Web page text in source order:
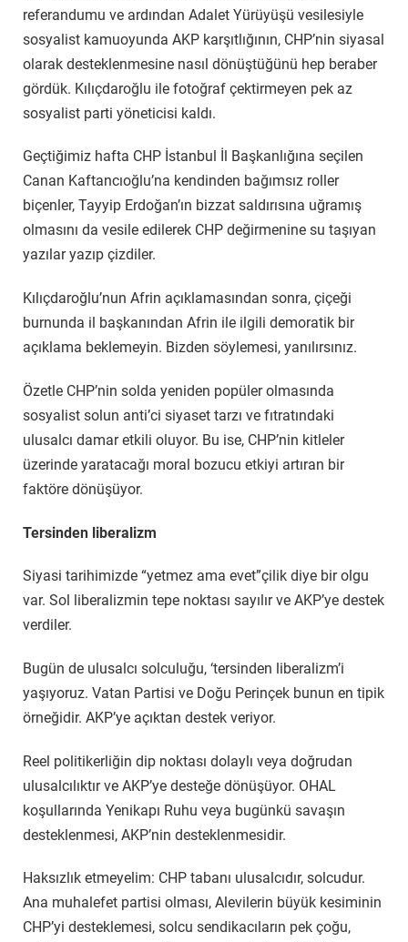
referandumu ve ardından Adalet Yürüyüşü vesilesiyle
sosyalist kamuoyunda AKP karşıtlığının, CHP’nin siyasal
olarak desteklenmesine nasıl dönüştüğünü hep beraber
gördük. Kılıçdaroğlu ile fotoğraf çektirmeyen pek az
sosyalist parti yöneticisi kaldı.
Geçtiğimiz hafta CHP İstanbul İl Başkanlığına seçilen
Canan Kaftancıoğlu’na kendinden bağımsız roller
biçenler, Tayyip Erdoğan’ın bizzat saldırısına uğramış
olmasını da vesile edilerek CHP değirmenine su taşıyan
yazılar yazıp çizdiler.
Kılıçdaroğlu’nun Afrin açıklamasından sonra, çiçeği
burnunda il başkanından Afrin ile ilgili demoratik bir
açıklama beklemeyin. Bizden söylemesi, yanılırsınız.
Özetle CHP’nin solda yeniden popüler olmasında
sosyalist solun anti’ci siyaset tarzı ve fıtratındaki
ulusalcı damar etkili oluyor. Bu ise, CHP’nin kitleler
üzerinde yaratacağı moral bozucu etkiyi artıran bir
faktöre dönüşüyor.
Tersinden liberalizm
Siyasi tarihimizde “yetmez ama evet”çilik diye bir olgu
var. Sol liberalizmin tepe noktası sayılır ve AKP’ye destek
verdiler.
Bugün de ulusalcı solculuğu, ‘tersinden liberalizm’i
yaşıyoruz. Vatan Partisi ve Doğu Perinçek bunun en tipik
örneğidir. AKP’ye açıktan destek veriyor.
Reel politikerliğin dip noktası dolaylı veya doğrudan
ulusalcılıktır ve AKP’ye desteğe dönüşüyor. OHAL
koşullarında Yenikapı Ruhu veya bugünkü savaşın
desteklenmesi, AKP’nin desteklenmesidir.
Haksızlık etmeyelim: CHP tabanı ulusalcıdır, solcudur.
Ana muhalefet partisi olması, Alevilerin büyük kesiminin
CHP’yi desteklemesi, solcu sendikacıların pek çoğu,